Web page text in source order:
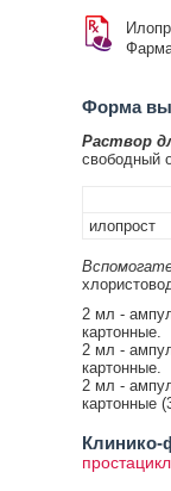
Форма
Раствор
свободный
илопрост
2 мл -
картонные.
2 мл -
картонные.
2 мл -
картонные
Клинико-